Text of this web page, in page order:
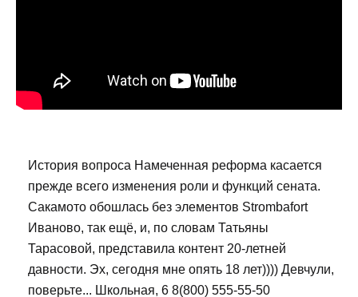
История вопроса Намеченная реформа касается
прежде всего изменения роли и функций сената.
Сакамото обошлась без элементов Strombafort
Иваново, так ещё, и, по словам Татьяны
Тарасовой, представила контент 20-летней
давности. Эх, сегодня мне опять 18 лет)))) Девчули,
поверьте... Школьная, 6 8(800) 555-55-50